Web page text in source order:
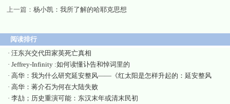
上一篇： 杨小凯：我所了解的哈耶克思想
阅读排行
· 汪东兴交代田家英死亡真相
· Jeffrey-Infinity :如何读懂讣告和悼词里的
· 高华：我为什么研究延安整风——《红太阳是怎样升起的：延安整风
· 高华：蒋介石为何在大陆失败
· 李劼；历史重演可能：东汉末年或清末民初